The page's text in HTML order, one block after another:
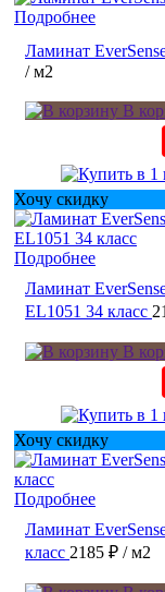
Подробнее
Ламинат
/ м2
В
Хочу скидку
Подробнее
Ламинат
EL1051 34 класс
В
Хочу скидку
Подробнее
Ламинат
класс 2185 ₽ / м2